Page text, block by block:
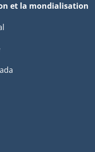
et la mondialisation